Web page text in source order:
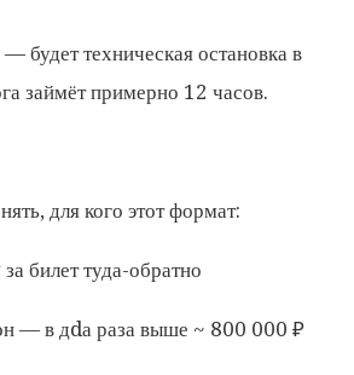
— будет техническая остановка в
займёт примерно 12 часов.
для кого этот формат:
билет туда-обратно
— в дdа раза выше ~ 800 000 ₽